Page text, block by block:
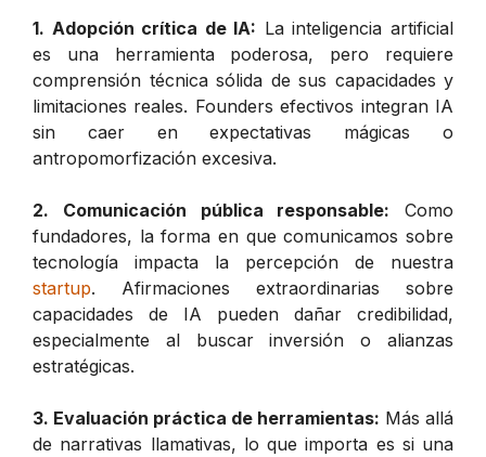
1. Adopción crítica de IA: La inteligencia artificial
es una herramienta poderosa, pero requiere
comprensión técnica sólida de sus capacidades y
limitaciones reales. Founders efectivos integran IA
sin caer en expectativas mágicas o
antropomorfización excesiva.
2. Comunicación pública responsable: Como
fundadores, la forma en que comunicamos sobre
tecnología impacta la percepción de nuestra
startup. Afirmaciones extraordinarias sobre
capacidades de IA pueden dañar credibilidad,
especialmente al buscar inversión o alianzas
estratégicas.
3. Evaluación práctica de herramientas: Más allá
de narrativas llamativas, lo que importa es si una